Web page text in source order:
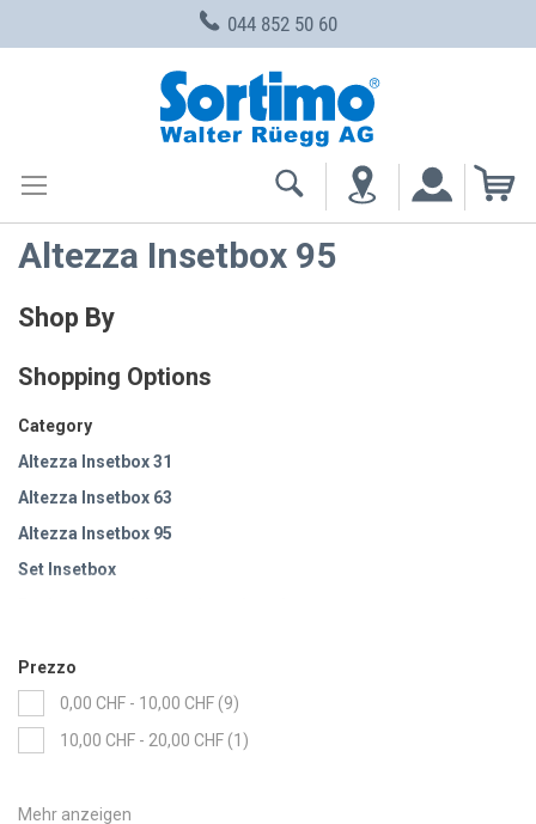
044 852 50 60
Altezza Insetbox 95
Shop By
Shopping Options
Category
Altezza Insetbox 31
Altezza Insetbox 63
Altezza Insetbox 95
Set Insetbox
Prezzo
0,00 CHF - 10,00 CHF 9items
10,00 CHF - 20,00 CHF 1 item